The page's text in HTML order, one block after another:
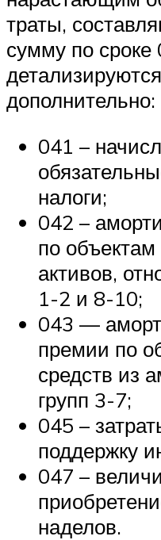
траты,
сумму по сроке
дополнительно:
041 –
налоги;
042 –
по
активов,
1-2 и 8-10;
043 —
премии по
средств из
групп 3-7;
045 –
поддержку
047 –
наделов.